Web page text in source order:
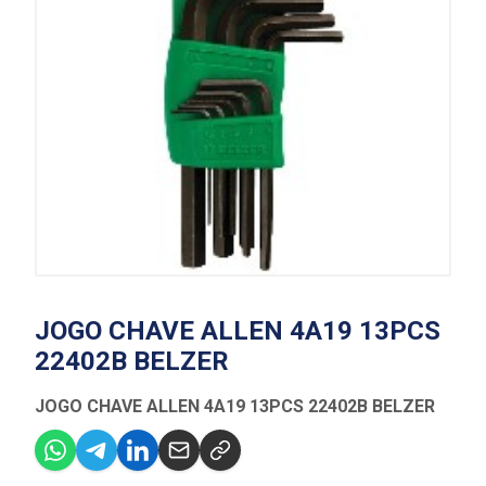
JOGO CHAVE ALLEN 4A19 13PCS
22402B BELZER
JOGO CHAVE ALLEN 4A19 13PCS 22402B BELZER